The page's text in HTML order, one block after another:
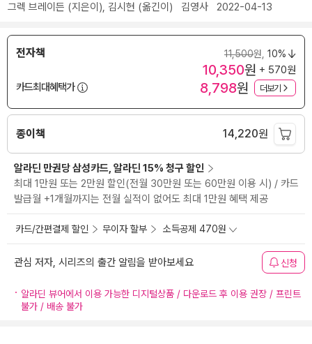
그렉 브레이든 (지은이), 김시현 (옮긴이) 김영사 2022-04-13
전자책 11,500원, 10%
10,350원 + 570원
카드최대혜택가
8,798원 더보기
종이책 14,220원
알라딘 만권당 삼성카드, 알라딘 15% 청구 할인
최대 1만원 또는 2만원 할인(전월 30만원 또는 60만원 이용 시) / 카드
발급월 +1개월까지는 전월 실적이 없어도 최대 1만원 혜택 제공
카드/간편결제 할인 무이자 할부 소득공제 470원
관심 저자, 시리즈의 출간 알림을 받아보세요 신청
알라딘 뷰어에서 이용 가능한 디지털상품 / 다운로드 후 이용 권장 / 프린트
불가 / 배송 불가